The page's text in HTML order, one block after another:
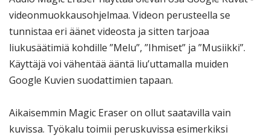
videonmuokkausohjelmaa. Videon perusteella se
tunnistaa eri äänet videosta ja sitten tarjoaa
liukusäätimiä kohdille ”Melu”, ”Ihmiset” ja ”Musiikki”.
Käyttäjä voi vähentää ääntä liu’uttamalla muiden
Google Kuvien suodattimien tapaan.
Aikaisemmin Magic Eraser on ollut saatavilla vain
kuvissa. Työkalu toimii peruskuvissa esimerkiksi